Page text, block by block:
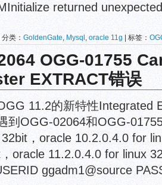
returned
类： GoldenGate, Mysql , oracle 11g | 标签：
OGG-01755
EXTRACT错误
11.2的新特性Integrated
到OGG-02064和OGG-
，oracle 10.2.0.4.0 for
oracle 11.2.0.4.0 for linux
ggadm1@source